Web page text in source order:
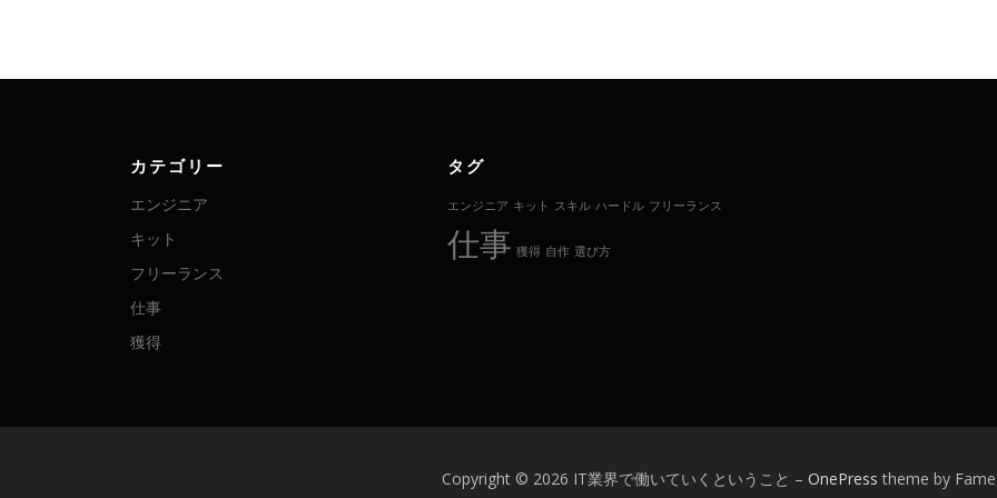
カテゴリー
エンジニア
キット
フリーランス
仕事
獲得
タグ
エンジニア キット スキル ハードル フリーランス
仕事 獲得 自作 選び方
Copyright © 2026 IT業界で働いていくということ – OnePress theme by